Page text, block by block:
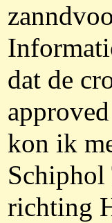
dat de
kon ik
richting